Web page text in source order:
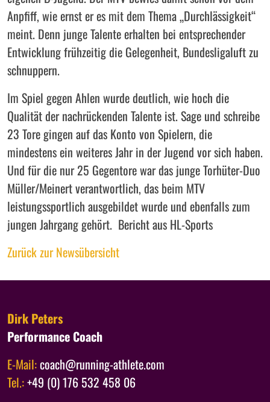
Anpfiff, wie ernst er es mit dem Thema „Durchlässigkeit“
meint. Denn junge Talente erhalten bei entsprechender
Entwicklung frühzeitig die Gelegenheit, Bundesligaluft zu
schnuppern.
Im Spiel gegen Ahlen wurde deutlich, wie hoch die
Qualität der nachrückenden Talente ist. Sage und schreibe
23 Tore gingen auf das Konto von Spielern, die
mindestens ein weiteres Jahr in der Jugend vor sich haben.
Und für die nur 25 Gegentore war das junge Torhüter-Duo
Müller/Meinert verantwortlich, das beim MTV
leistungssportlich ausgebildet wurde und ebenfalls zum
jungen Jahrgang gehört. Bericht aus HL-Sports
Zurück zur Newsübersicht
Dirk Peters
Performance Coach
E-Mail:coach@running-athlete.com
Tel.:+49 (0) 176 532 458 06